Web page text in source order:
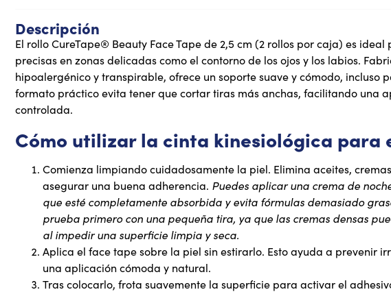
Descripción
El rollo CureTape® Beauty Face Tape de 2,5 cm (2 rollos por caja) es
precisas en zonas delicadas como el contorno de los ojos y los labios.
hipoalergénico y transpirable, ofrece un soporte suave y cómodo, incluso
formato práctico evita tener que cortar tiras más anchas, facilitando una
controlada.
Cómo utilizar la cinta kinesiológica para
Comienza limpiando cuidadosamente la piel. Elimina aceites,
asegurar una buena adherencia. Puedes aplicar una crema de
que esté completamente absorbida y evita fórmulas demasiado
prueba primero con una pequeña tira, ya que las cremas densas
al impedir una superficie limpia y seca.
Aplica el face tape sobre la piel sin estirarlo. Esto ayuda a prevenir
una aplicación cómoda y natural.
Tras colocarlo, frota suavemente la superficie para activar el